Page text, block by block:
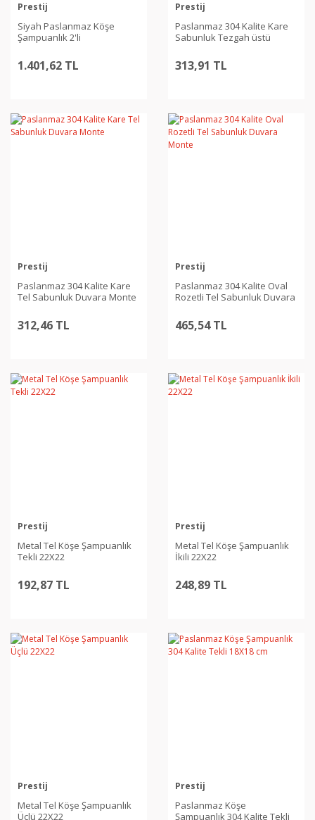
Prestij
Siyah Paslanmaz Köşe
Şampuanlık 2'li
1.401,62 TL
Prestij
Paslanmaz 304 Kalite Kare
Sabunluk Tezgah üstü
313,91 TL
Prestij
Paslanmaz 304 Kalite Kare
Tel Sabunluk Duvara Monte
312,46 TL
Prestij
Paslanmaz 304 Kalite Oval
Rozetli Tel Sabunluk Duvara
465,54 TL
Prestij
Metal Tel Köşe Şampuanlık
Tekli 22X22
192,87 TL
Prestij
Metal Tel Köşe Şampuanlık
İkili 22X22
248,89 TL
Prestij
Metal Tel Köşe Şampuanlık
Üçlü 22X22
Prestij
Paslanmaz Köşe
Şampuanlık 304 Kalite Tekli